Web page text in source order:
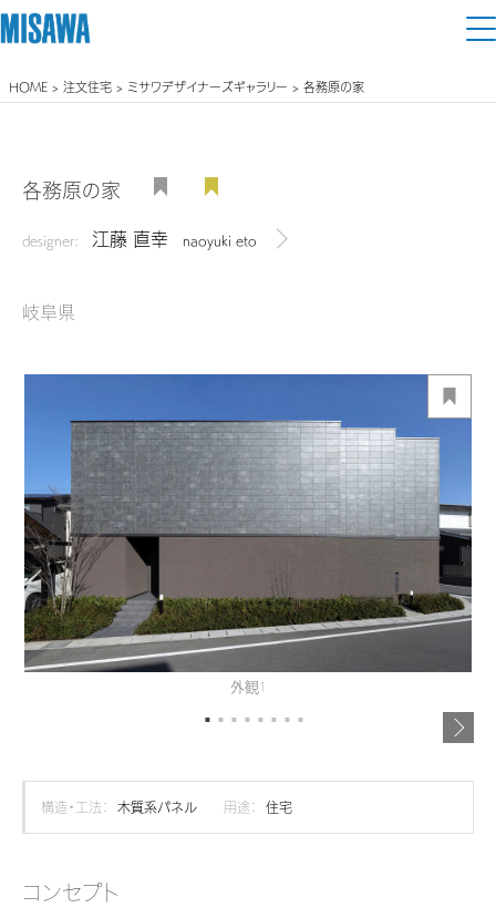
住まい
商品ラインアップ
デザイナーズギャラリー
インテリア
住まいづくりガイド
買う
分譲住宅（建売・土地）検索
スムストック検索
分譲マンション検索
売る [MISAWA RELAY]
個人のお客さま
賃貸住宅
土地活用モデルルーム見学
土地活用実例
法人のお客さま
企業不動産活用（CRE）戦略
これから土地活用・賃貸経営をご検討の方
土地活用の基礎から長期安定経営を目指すオーナー様まで、賃貸経営に
役立つ多彩な情報を幅広くお届けします。
リフォーム
戸建て・マンション
ミサワリフォームとは
リフォームの流れ
リフォームメニュー
リフォーム事例
事業用
事業用リノベーション
リフォーム営業所
まちづくり
複合開発・投資開発
複合開発事業（ASMACI-アスマチ-）
再開発・官民連携事業
分譲マンション開発事業
収益不動産・投資開発事業
建築再生事業
事業用地・事業用建物
サポートメニュー
住まいるりんぐ（ロングサポート）
保証制度
アフターメンテナンス
お客様センター
業・IR情報
企業・IR
ニュース
MISAWAについて
SDGs
展示場・イベント情報
カタログ請求
住まいのご相談
HOME > 注文住宅 > ミサワデザイナーズギャラリー > 各務原の家
各務原の家
designer: 江藤 直幸 naoyuki eto デザイナーを見る
岐阜県
外観1
構造・工法： 木質系パネル 用途： 住宅
コンセプト